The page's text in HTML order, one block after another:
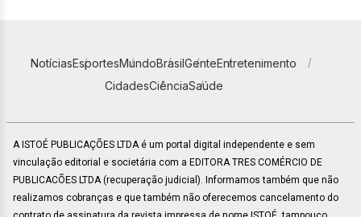
NotíciasEsportesMundoBrasilGenteEntretenimento
CidadesCiênciaSaúde
A ISTOÉ PUBLICAÇÕES LTDA é um portal digital independente e sem
vinculação editorial e societária com a EDITORA TRES COMÉRCIO DE
PUBLICACÕES LTDA (recuperação judicial). Informamos também que não
realizamos cobranças e que também não oferecemos cancelamento do